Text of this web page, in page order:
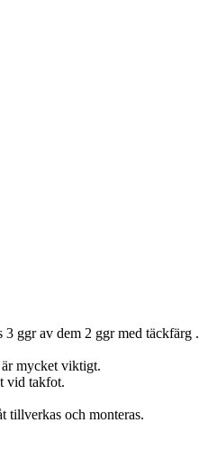
ggr av dem 2 ggr med täckfärg .
mycket viktigt.
vid takfot.
tillverkas och monteras.